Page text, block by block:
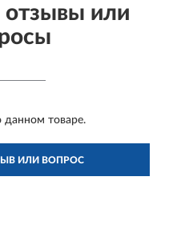
отзывы или
данном товаре.
ИЛИ ВОПРОС